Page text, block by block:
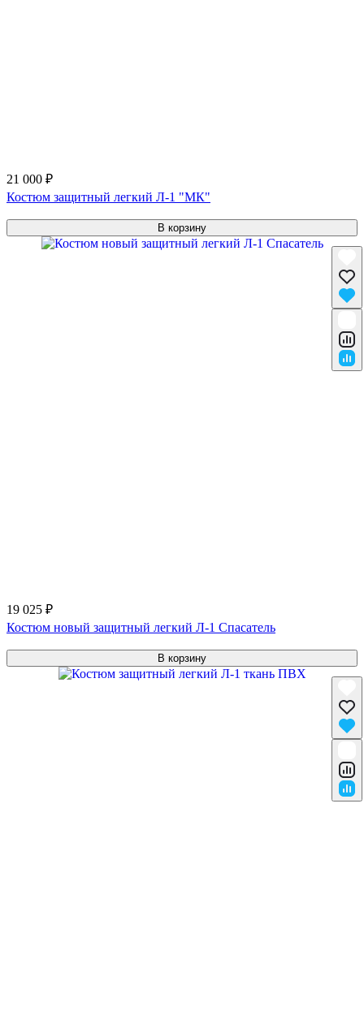
21 000 ₽
Костюм защитный легкий Л-1 "МК"
В корзину
19 025 ₽
Костюм новый защитный легкий Л-1 Спасатель
В корзину